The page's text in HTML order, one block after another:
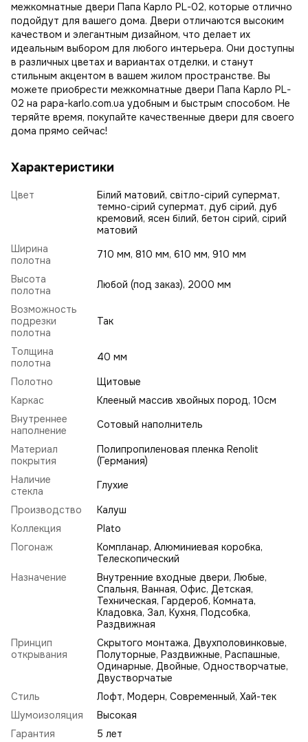
межкомнатные двери Папа Карло PL-02, которые отлично
подойдут для вашего дома. Двери отличаются высоким
качеством и элегантным дизайном, что делает их
идеальным выбором для любого интерьера. Они доступны
в различных цветах и вариантах отделки, и станут
стильным акцентом в вашем жилом пространстве. Вы
можете приобрести межкомнатные двери Папа Карло PL-
02 на papa-karlo.com.ua удобным и быстрым способом. Не
теряйте время, покупайте качественные двери для своего
дома прямо сейчас!
Характеристики
Цвет
Білий матовий, світло-сірий супермат,
темно-сірий супермат, дуб сірий, дуб
кремовий, ясен білий, бетон сірий, сірий
матовий
Ширина
полотна
710 мм, 810 мм, 610 мм, 910 мм
Высота
полотна
Любой (под заказ), 2000 мм
Возможность
подрезки
полотна
Так
Толщина
полотна
40 мм
Полотно
Щитовые
Каркас
Клееный массив хвойных пород, 10см
Внутреннее
наполнение
Сотовый наполнитель
Материал
покрытия
Полипропиленовая пленка Renolit
(Германия)
Наличие
стекла
Глухие
Производство
Калуш
Коллекция
Plato
Погонаж
Компланар, Алюминиевая коробка,
Телескопический
Назначение
Внутренние входные двери, Любые,
Спальня, Ванная, Офис, Детская,
Техническая, Гардероб, Комната,
Кладовка, Зал, Кухня, Подсобка,
Раздвижная
Принцип
открывания
Скрытого монтажа, Двухполовинковые,
Полуторные, Раздвижные, Распашные,
Одинарные, Двойные, Одностворчатые,
Двустворчатые
Стиль
Лофт, Модерн, Современный, Хай-тек
Шумоизоляция
Высокая
Гарантия
5 лет